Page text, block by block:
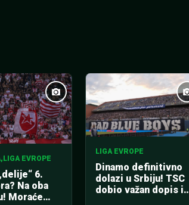
,LIGA EVROPE
6.
Na oba
Moraće
LIGA EVROPE
Dinamo definitivno
dolazi u Srbiju! TSC
dobio važan dopis iz